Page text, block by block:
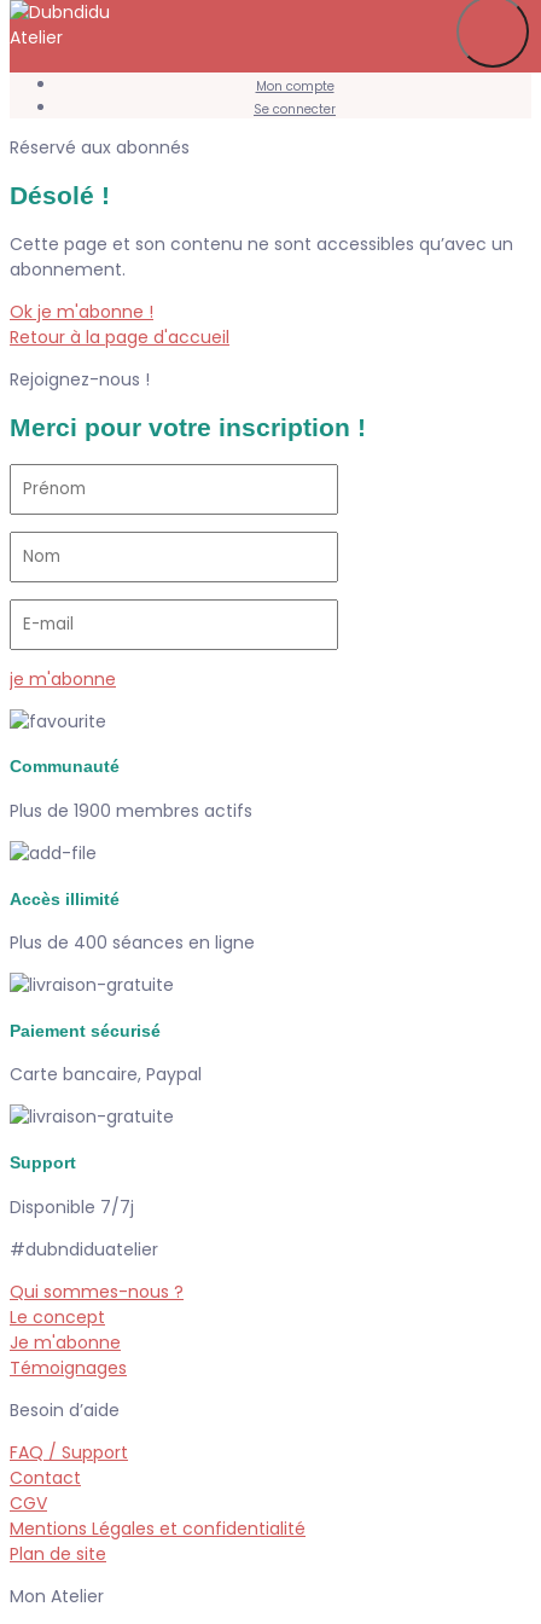
Mon compte
Se connecter
Réservé aux abonnés
Désolé !
Cette page et son contenu ne sont accessibles qu’avec un
abonnement.
Ok je m'abonne !
Retour à la page d'accueil
Rejoignez-nous !
Merci pour votre inscription !
je m'abonne
Communauté
Plus de 1900 membres actifs
Accès illimité
Plus de 400 séances en ligne
Paiement sécurisé
Carte bancaire, Paypal
Support
Disponible 7/7j
#dubndiduatelier
Qui sommes-nous ?
Le concept
Je m'abonne
Témoignages
Besoin d’aide
FAQ / Support
Contact
CGV
Mentions Légales et confidentialité
Plan de site
Mon Atelier